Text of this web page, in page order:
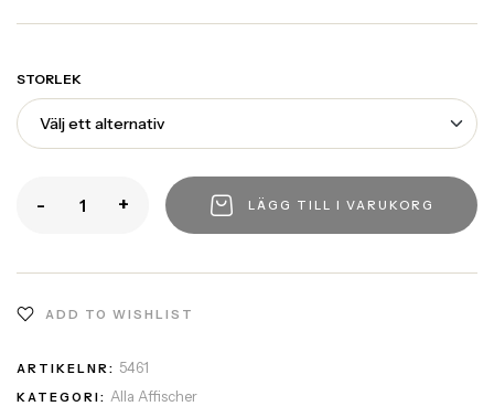
STORLEK
- + LÄGG TILL I VARUKORG
ADD TO WISHLIST
ARTIKELNR: 5461
KATEGORI: Alla Affischer